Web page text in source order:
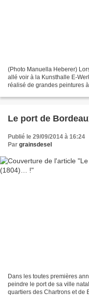
(Photo Manuella Heberer)
allé voir à la Kunsthalle E-
réalisé de grandes peintures
Le port de
Publié le 29/09/2014 à 16:24
Par grainsdesel
Dans les toutes premières
peindre le port de sa ville
quartiers des Chartrons et de